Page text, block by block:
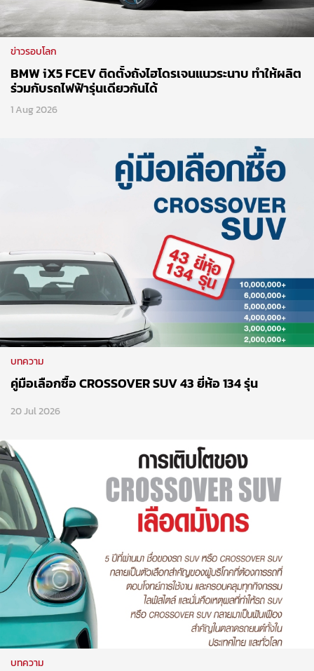
ข่าวรอบโลก
BMW iX5 FCEV ติดตั้งถังไฮโดรเจนแนวระนาบ ทำให้ผลิต
ร่วมกับรถไฟฟ้ารุ่นเดียวกันได้
1 Aug 2026
บทความ
คู่มือเลือกซื้อ CROSSOVER SUV 43 ยี่ห้อ 134 รุ่น
20 Jul 2026
บทความ